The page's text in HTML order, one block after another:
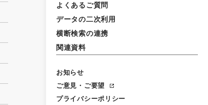
よくあるご質問
データの二次利用
横断検索の連携
関連資料
お知らせ
ご意見・ご要望
プライバシーポリシー